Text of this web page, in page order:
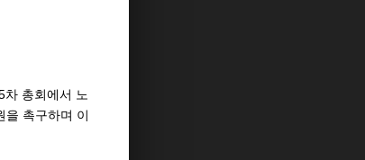
차 총회에서 노
을 촉구하며 이